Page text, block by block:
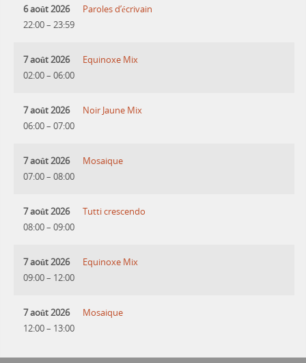
6 août 2026
22:00– 23:59
Paroles d’écrivain
7 août 2026
02:00– 06:00
Equinoxe Mix
7 août 2026
06:00– 07:00
Noir Jaune Mix
7 août 2026
07:00– 08:00
Mosaique
7 août 2026
08:00– 09:00
Tutti crescendo
7 août 2026
09:00– 12:00
Equinoxe Mix
7 août 2026
12:00– 13:00
Mosaique